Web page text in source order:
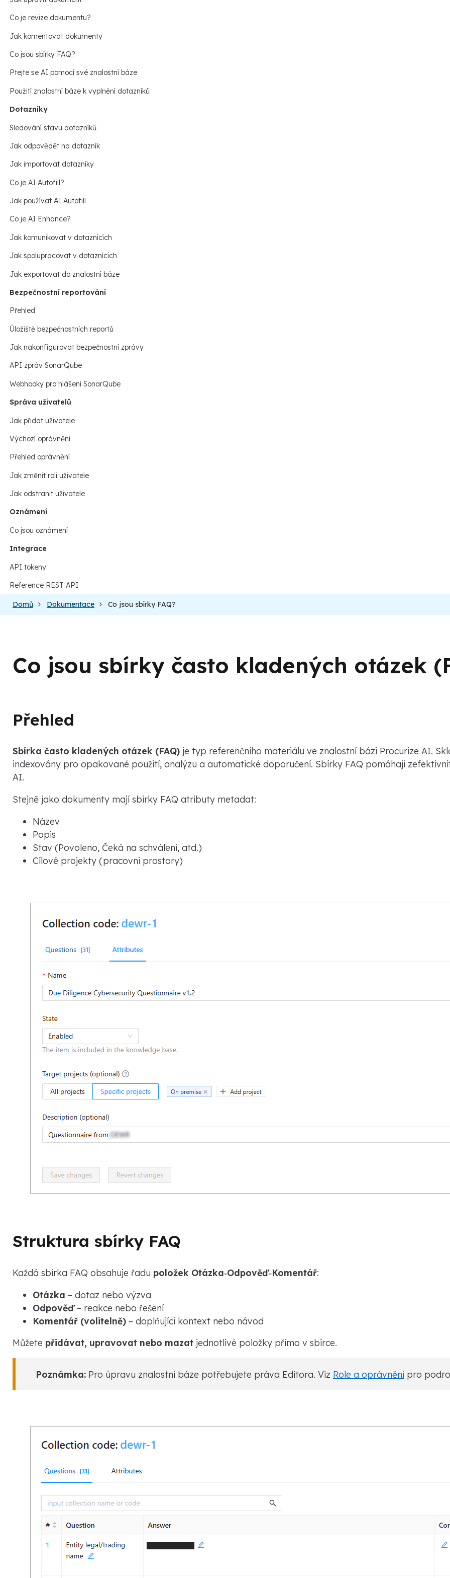
Co je revize dokumentu?
Jak komentovat dokumenty
Co jsou sbírky FAQ?
Ptejte se AI pomocí své znalostní báze
Použití znalostní báze k vyplnění dotazníků
Dotazníky
Sledování stavu dotazníků
Jak odpovědět na dotazník
Jak importovat dotazníky
Co je AI Autofill?
Jak používat AI Autofill
Co je AI Enhance?
Jak komunikovat v dotaznících
Jak spolupracovat v dotaznících
Jak exportovat do znalostní báze
Bezpečnostní reportování
Přehled
Úložiště bezpečnostních reportů
Jak nakonfigurovat bezpečnostní zprávy
API zpráv SonarQube
Webhooky pro hlášení SonarQube
Správa uživatelů
Jak přidat uživatele
Výchozí oprávnění
Přehled oprávnění
Jak změnit roli uživatele
Jak odstranit uživatele
Oznámení
Co jsou oznámení
Integrace
API tokeny
Reference REST API
Domů Dokumentace Co jsou sbírky FAQ?
Co jsou sbírky často kladených otázek
Přehled
Sbírka často kladených otázek (FAQ) je typ referenčního materiálu ve znalostní bázi Procurize AI.
indexovány pro opakované použití, analýzu a automatické doporučení. Sbírky FAQ pomáhají
AI.
Stejně jako dokumenty mají sbírky FAQ atributy metadat:
Název
Popis
Stav (Povoleno, Čeká na schválení, atd.)
Cílové projekty (pracovní prostory)
Struktura sbírky FAQ
Každá sbírka FAQ obsahuje řadu položek Otázka‑Odpověď‑Komentář:
Otázka – dotaz nebo výzva
Odpověď– reakce nebo řešení
Komentář (volitelně) – doplňující kontext nebo návod
Můžete přidávat, upravovat nebo mazat jednotlivé položky přímo v sbírce.
Poznámka: Pro úpravu znalostní báze potřebujete práva Editora. Viz Role a oprávnění pro